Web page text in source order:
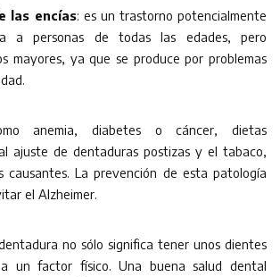
las encías: es un trastorno potencialmente
a personas de todas las edades, pero
mayores, ya que se produce por problemas
anemia, diabetes o cáncer, dietas
ajuste de dentaduras postizas y el tabaco,
causantes. La prevención de esta patología
el Alzheimer.
no sólo significa tener unos dientes
un factor físico. Una buena salud dental